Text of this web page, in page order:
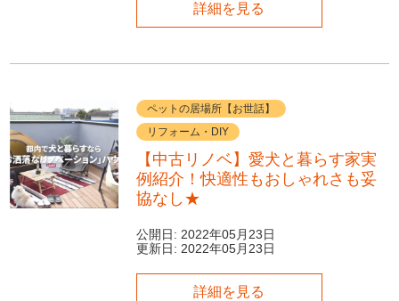
詳細を見る
ペットの居場所【お世話】
リフォーム・DIY
【中古リノベ】愛犬と暮らす家実
例紹介！快適性もおしゃれさも妥
協なし★
公開日: 2022年05月23日
更新日: 2022年05月23日
詳細を見る